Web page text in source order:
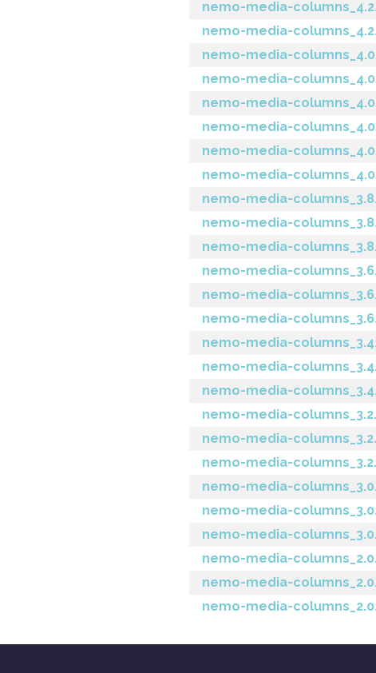
nemo-media-
nemo-media-
nemo-media-
nemo-media-
nemo-media-
nemo-media-
nemo-media-
nemo-media-
nemo-media-
nemo-media-
nemo-media-
nemo-media-
nemo-media-
nemo-media-
nemo-media-
nemo-media-
nemo-media-
nemo-media-
nemo-media-
nemo-media-
nemo-media-
nemo-media-
nemo-media-
nemo-media-
nemo-media-
nemo-media-